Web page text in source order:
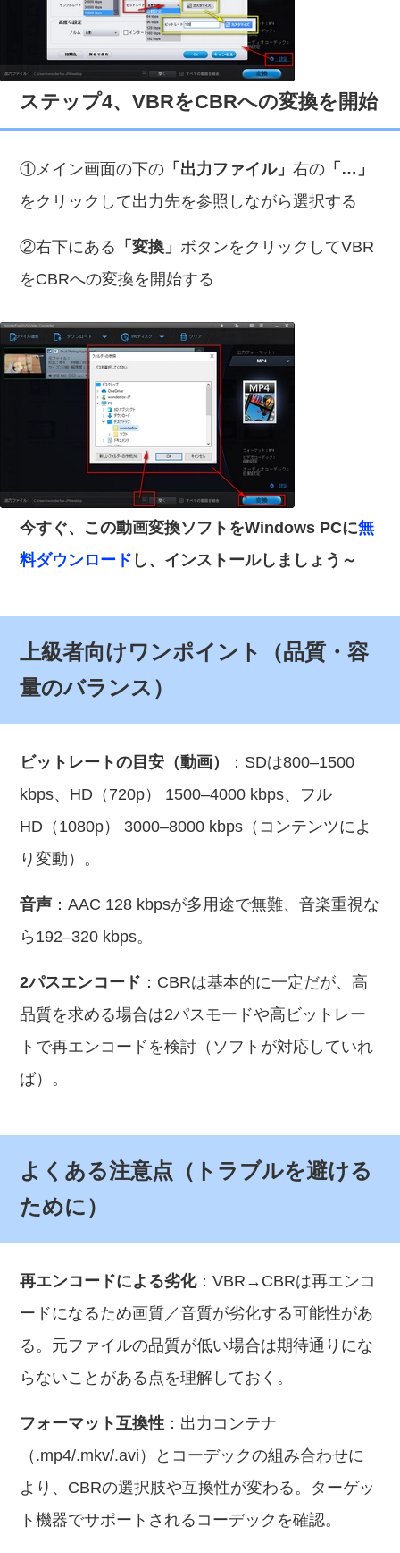
ステップ4、VBRをCBRへの変換を開始
①メイン画面の下の 「出力ファイル」右の 「…」
をクリックして出力先を参照しながら選択する
②右下にある 「変換」 ボタンをクリックしてVBR
をCBRへの変換を開始する
今すぐ、この動画変換ソフトをWindows PCに無
料ダウンロード し、インストールしましょう～
上級者向けワンポイント（品質・容
量のバランス）
ビットレートの目安（動画）
：SDは800–1500
kbps、HD（720p） 1500–4000 kbps、フル
HD（1080p） 3000–8000 kbps（コンテンツによ
り変動）。
音声 ：AAC 128 kbpsが多用途で無難、音楽重視な
ら192–320 kbps。
2パスエンコード ：CBRは基本的に一定だが、高
品質を求める場合は2パスモードや高ビットレー
トで再エンコードを検討（ソフトが対応していれ
ば）。
よくある注意点（トラブルを避ける
ために）
再エンコードによる劣化：VBR→CBRは再エンコ
ードになるため画質／音質が劣化する可能性があ
る。元ファイルの品質が低い場合は期待通りにな
らないことがある点を理解しておく。
フォーマット互換性 ：出力コンテナ
（.mp4/.mkv/.avi）とコーデックの組み合わせに
より、CBRの選択肢や互換性が変わる。ターゲッ
ト機器でサポートされるコーデックを確認。